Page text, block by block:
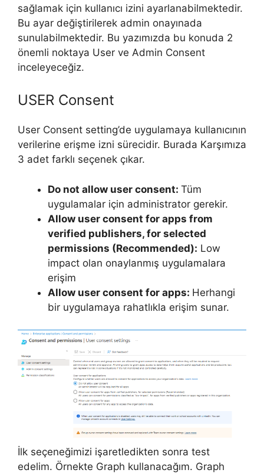
sağlamak için kullanıcı izini ayarlanabilmektedir.
Bu ayar değiştirilerek admin onayınada
sunulabilmektedir. Bu yazımızda bu konuda 2
önemli noktaya User ve Admin Consent
inceleyeceğiz.
USER Consent
User Consent setting’de uygulamaya kullanıcının
verilerine erişme izni sürecidir. Burada Karşımıza
3 adet farklı seçenek çıkar.
Do not allow user consent: Tüm
uygulamalar için administrator gerekir.
Allow user consent for apps from
verified publishers, for selected
permissions (Recommended): Low
impact olan onaylanmış uygulamalara
erişim
Allow user consent for apps: Herhangi
bir uygulamaya rahatlıkla erişim sunar.
İlk seçeneğimizi işaretledikten sonra test
edelim. Örnekte Graph kullanacağım. Graph